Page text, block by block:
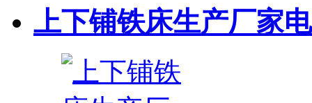
上下铺铁床生产厂家